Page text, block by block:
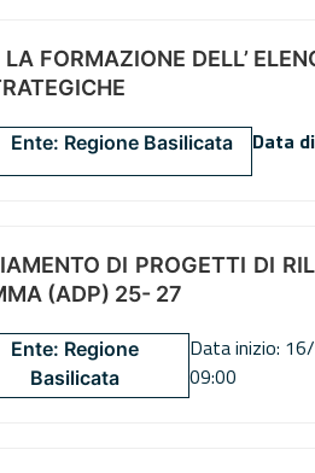
FORMAZIONE DELL’
Ente: Regione Basilicata Data
DI PROGETTI DI
(ADP) 25- 27
Ente: Regione
Basilicata
Data inizio:
09:00